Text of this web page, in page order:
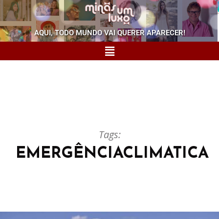
AQUI, TODO MUNDO VAI QUERER APARECER!
Tags:
EMERGÊNCIACLIMATICA